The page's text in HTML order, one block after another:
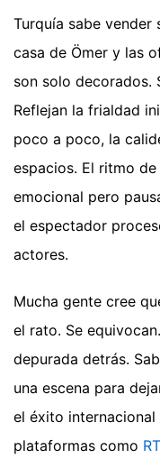
Turquía sabe vender
casa de Ömer y las
son solo decorados.
Reflejan la frialdad
poco a poco, la
espacios. El ritmo
emocional pero
el espectador
actores.
Mucha gente cree
el rato. Se
depurada detrás.
una escena para
el éxito
plataformas como